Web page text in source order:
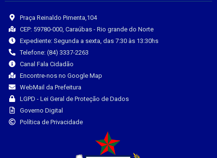
Praça Reinaldo Pimenta,104
CEP: 59780-000, Caraúbas - Rio grande do Norte
Expediente: Segunda a sexta, das 7:30 às 13:30hs
Telefone: (84) 3337-2263
Canal Fala Cidadão
Encontre-nos no Google Map
WebMail da Prefeitura
LGPD - Lei Geral de Proteção de Dados
Governo Digital
Política de Privacidade